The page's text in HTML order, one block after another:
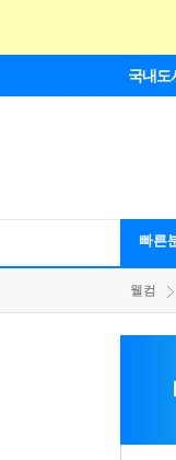
국내도
빠른
웰컴